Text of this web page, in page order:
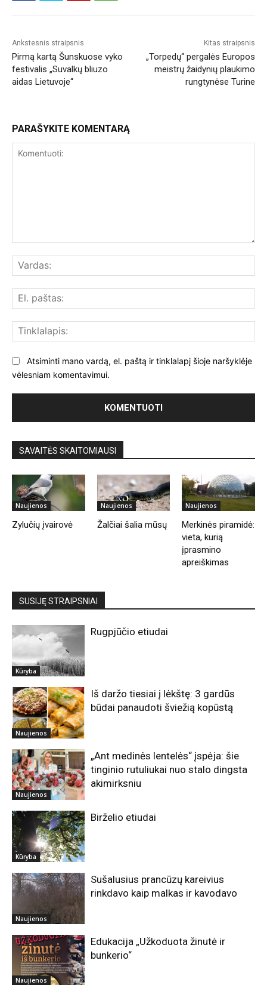
Ankstesnis straipsnis
Pirmą kartą Šunskuose vyko
festivalis „Suvalkų bliuzo
aidas Lietuvoje“
Kitas straipsnis
„Torpedų“ pergalės Europos
meistrų žaidynių plaukimo
rungtynėse Turine
PARAŠYKITE KOMENTARĄ
Atsiminti mano vardą, el. paštą ir tinklalapį šioje naršyklėje
vėlesniam komentavimui.
SAVAITĖS SKAITOMIAUSI
Naujienos
Zylučių įvairovė
Naujienos
Žalčiai šalia mūsų
Naujienos
Merkinės piramidė:
vieta, kurią
įprasmino
apreiškimas
SUSIJĘ STRAIPSNIAI
Kūryba
Rugpjūčio etiudai
Naujienos
Iš daržo tiesiai į lėkštę: 3 gardūs
būdai panaudoti šviežią kopūstą
Naujienos
„Ant medinės lentelės“ įspėja: šie
tinginio rutuliukai nuo stalo dingsta
akimirksniu
Kūryba
Birželio etiudai
Naujienos
Sušalusius prancūzų kareivius
rinkdavo kaip malkas ir kavodavo
Naujienos
Edukacija „Užkoduota žinutė ir
bunkerio“